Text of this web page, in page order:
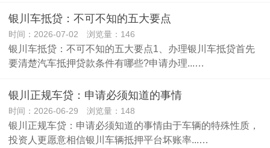
银川车抵贷：不可不知的五大要点
时间：2026-07-02 浏览量：146
银川车抵贷：不可不知的五大要点1、办理银川车抵贷首先
要清楚汽车抵押贷款条件有哪些?申请办理...…
银川正规车贷：申请必须知道的事情
时间：2026-06-29 浏览量：148
银川正规车贷：申请必须知道的事情由于车辆的特殊性质，
投资人更愿意相信银川车辆抵押平台坏账率...…